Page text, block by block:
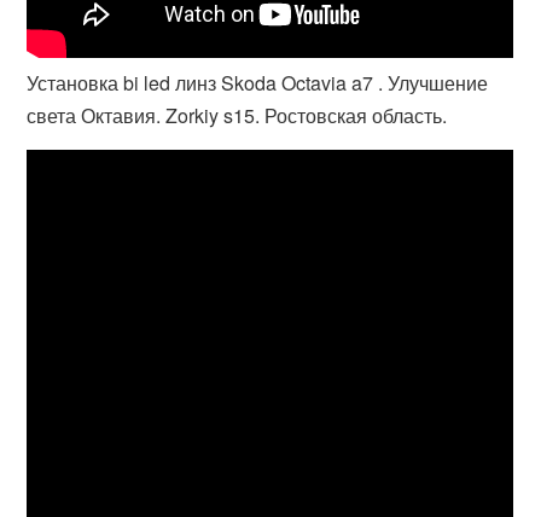
Установка bi led линз Skoda Octavia a7 . Улучшение
света Октавия. Zorkiy s15. Ростовская область.